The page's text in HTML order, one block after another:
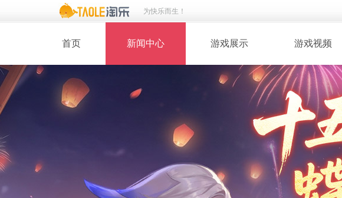
为快乐而生！
首页 新闻中心 游戏展示 游戏视频
· 维护公告
· 桃花美人
· 桃花服战
· 玩家自制
· 版本CG
· 解说视频